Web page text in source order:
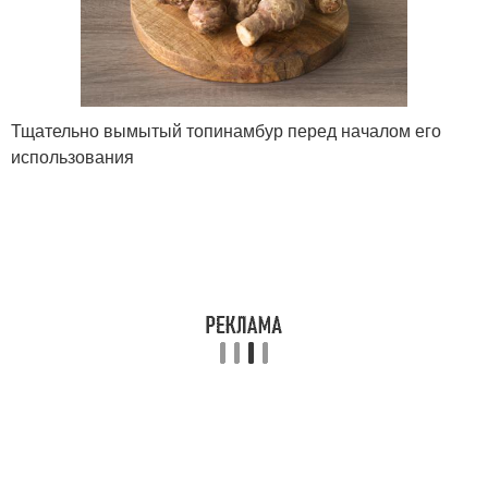
Тщательно вымытый топинамбур перед началом его
использования